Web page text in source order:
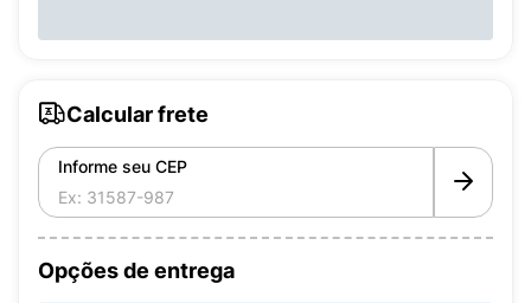
Calcular frete
Informe seu CEP
Opções de entrega